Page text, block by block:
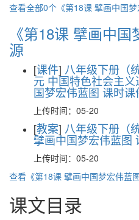
查看全部0个《第18课 擘画中国
《第18课 擘画中
源
[课件] 八年级下册（
元 中国特色社会主
国梦宏伟蓝图 课时课
上传时间：05-20
[教案] 八年级下册（
擘画中国梦宏伟蓝图
上传时间：05-20
查看《第18课 擘画中国梦宏伟蓝
课文目录